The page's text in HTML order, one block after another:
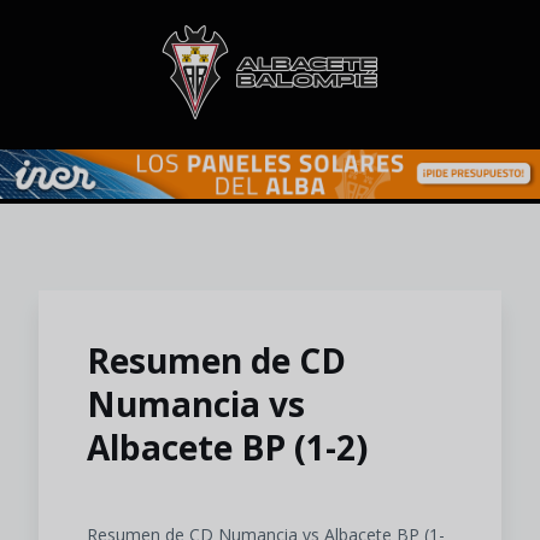
Skip to main content
Resumen de CD
Numancia vs
Albacete BP (1-2)
Resumen de CD Numancia vs Albacete BP (1-